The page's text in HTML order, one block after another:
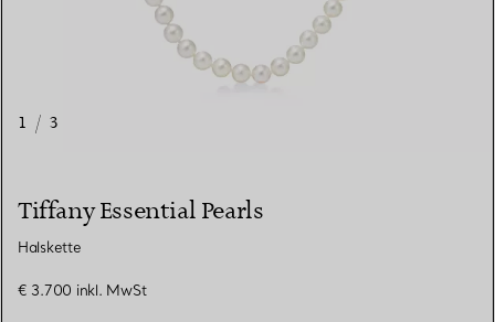
1 / 3
Tiffany Essential Pearls
Halskette
€ 3.700 inkl. MwSt